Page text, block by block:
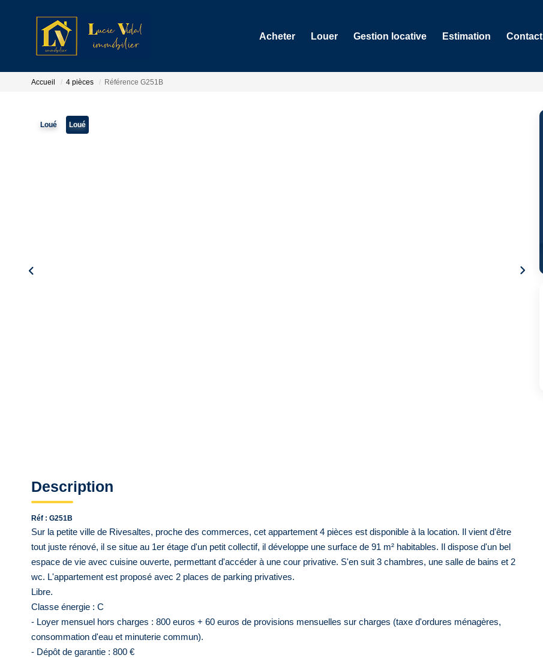
Acheter Louer Gestion locative Estimation Contact
Accueil 4 pièces Référence G251B
Loué Loué
Description
Réf : G251B
Sur la petite ville de Rivesaltes, proche des commerces, cet appartement 4 pièces est disponible à la location. Il vient d'être
tout juste rénové, il se situe au 1er étage d'un petit collectif, il développe une surface de 91 m² habitables. Il dispose d'un bel
espace de vie avec cuisine ouverte, permettant d'accéder à une cour privative. S'en suit 3 chambres, une salle de bains et 2
wc. L'appartement est proposé avec 2 places de parking privatives.
Libre.
Classe énergie : C
- Loyer mensuel hors charges : 800 euros + 60 euros de provisions mensuelles sur charges (taxe d'ordures ménagères,
consommation d'eau et minuterie commun).
- Dépôt de garantie : 800 €